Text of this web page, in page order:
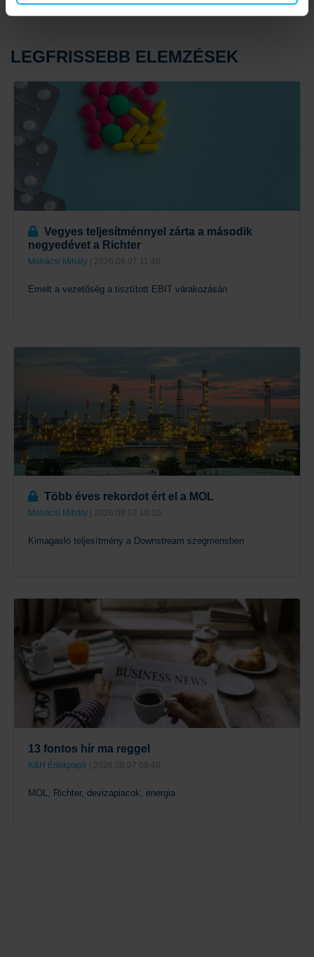
LEGFRISSEBB ELEMZÉSEK
Vegyes teljesítménnyel zárta a második
negyedévet a Richter
Mohácsi Mihály | 2026.08.07 11:48
Emelt a vezetőség a tisztított EBIT várakozásán
Több éves rekordot ért el a MOL
Mohácsi Mihály | 2026.08.07 10:10
Kimagasló teljesítmény a Downstream szegmensben
13 fontos hír ma reggel
K&H Értékpapír | 2026.08.07 08:40
MOL, Richter, devizapiacok, energia